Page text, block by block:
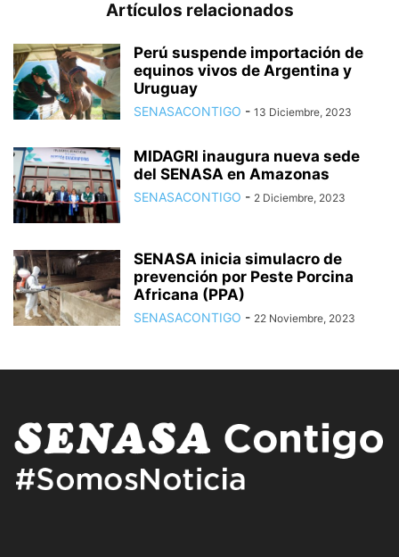
Artículos relacionados
Perú suspende importación de
equinos vivos de Argentina y
Uruguay
SENASACONTIGO - 13 Diciembre, 2023
MIDAGRI inaugura nueva sede
del SENASA en Amazonas
SENASACONTIGO - 2 Diciembre, 2023
SENASA inicia simulacro de
prevención por Peste Porcina
Africana (PPA)
SENASACONTIGO - 22 Noviembre, 2023